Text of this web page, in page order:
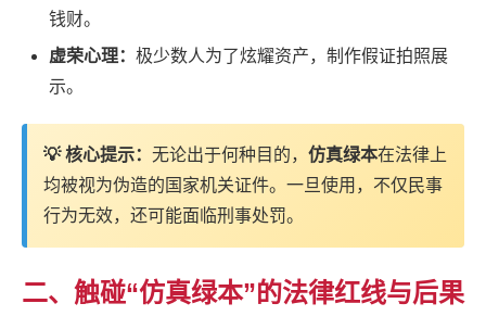
钱财。
虚荣心理： 极少数人为了炫耀资产，制作假证拍照展
示。
💡 核心提示： 无论出于何种目的， 仿真绿本在法律上
均被视为伪造的国家机关证件。一旦使用，不仅民事
行为无效，还可能面临刑事处罚。
二、触碰“仿真绿本”的法律红线与后果